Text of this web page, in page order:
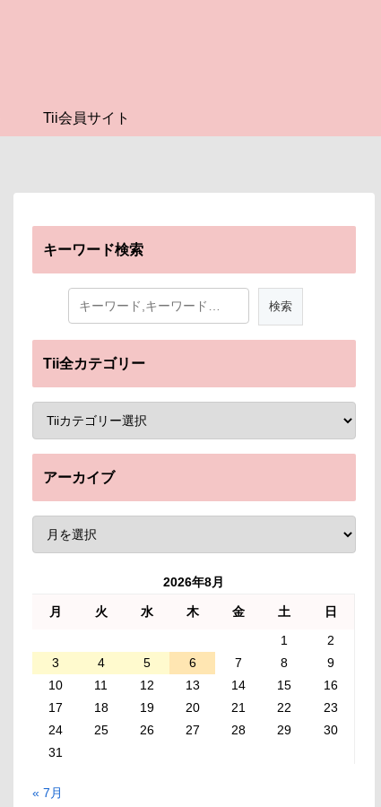
Tii会員サイト
キーワード検索
Tii全カテゴリー
アーカイブ
2026年8月
月 火 水 木 金 土
日
1
2
3
4 5 6 7 8
9
10
11 12 13 14 15
16
17
18 19 20 21 22
23
24
25 26 27 28 29
30
31
« 7月